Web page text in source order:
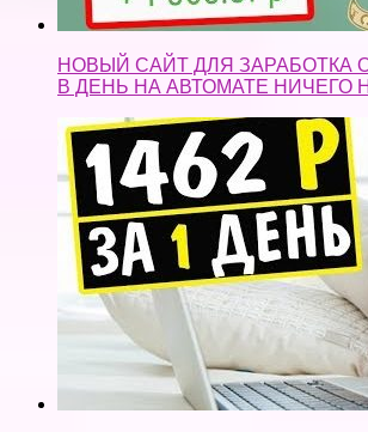
НОВЫЙ САЙТ ДЛЯ ЗАРАБОТКА
В ДЕНЬ НА АВТОМАТЕ НИЧЕГО